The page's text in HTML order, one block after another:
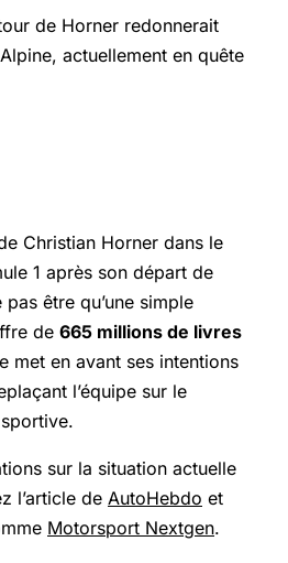
de Horner redonnerait
actuellement en quête
Christian Horner dans le
1 après son départ de
être qu’une simple
de 665 millions de livres
met en avant ses intentions
l’équipe sur le
sur la situation actuelle
l’article de AutoHebdo et
Motorsport Nextgen.